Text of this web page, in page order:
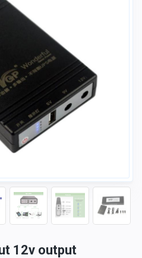
12v output